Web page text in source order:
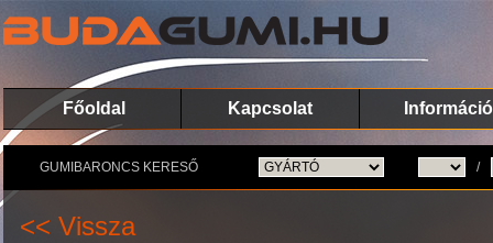
Főoldal Kapcsolat Információ
GUMIBARONCS KERESŐ /
<< Vissza